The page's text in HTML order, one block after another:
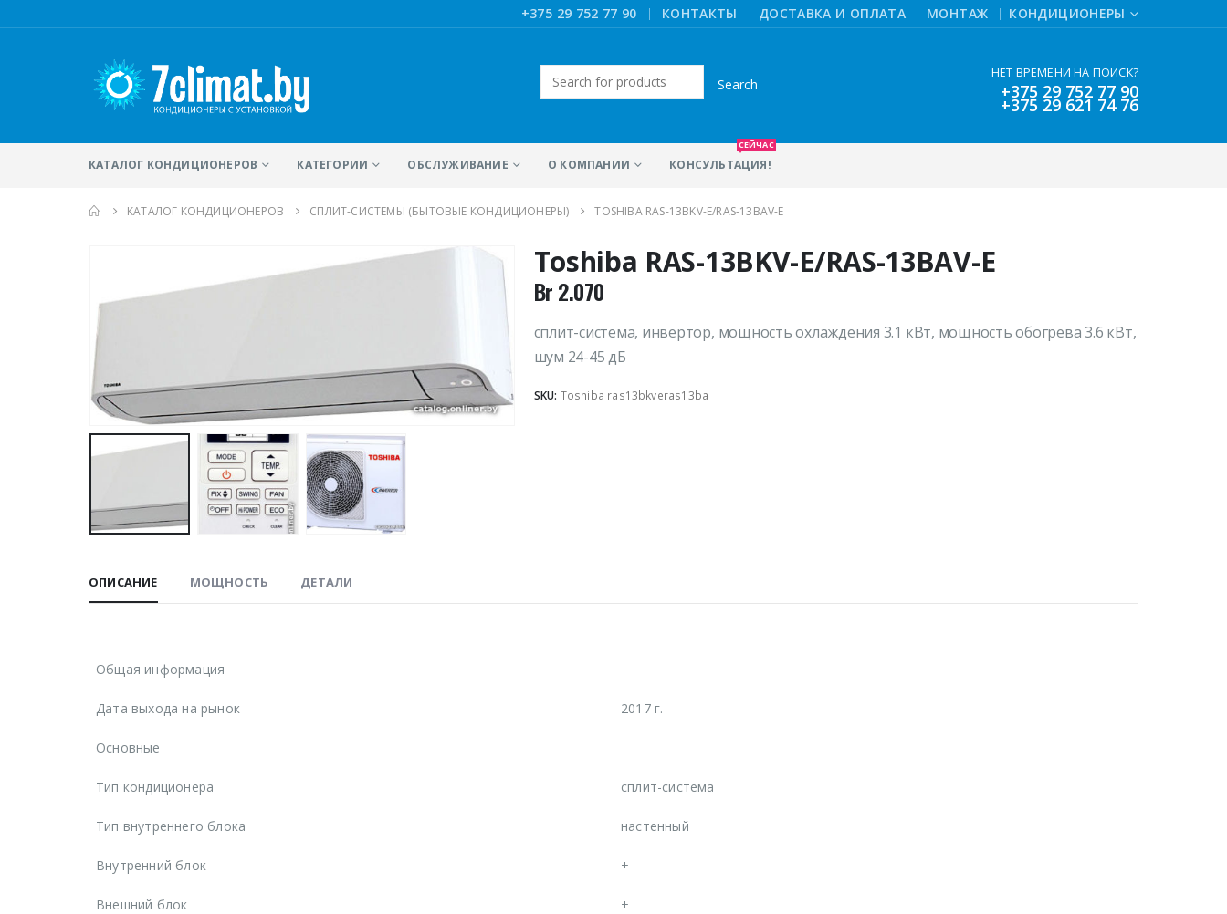
+375 29 752 77 90 | КОНТАКТЫ ДОСТАВКА И ОПЛАТА МОНТАЖ КОНДИЦИОНЕРЫ
Искать: НЕТ ВРЕМЕНИ НА ПОИСК?
+375 29 752 77 90
+375 29 621 74 76
КАТАЛОГ КОНДИЦИОНЕРОВ КАТЕГОРИИ ОБСЛУЖИВАНИЕ О КОМПАНИИ КОНСУЛЬТАЦИЯ!
СЕЙЧАС
КАТАЛОГ КОНДИЦИОНЕРОВ CПЛИТ-СИСТЕМЫ (БЫТОВЫЕ КОНДИЦИОНЕРЫ) TOSHIBA RAS-13BKV-E/RAS-13BAV-E
Toshiba RAS-13BKV-E/RAS-13BAV-E
Br2.070
сплит-система, инвертор, мощность охлаждения 3.1 кВт, мощность обогрева 3.6 кВт,
шум 24-45 дБ
SKU: Toshiba ras13bkveras13ba
ОПИСАНИЕ МОЩНОСТЬ ДЕТАЛИ
Общая информация
Дата выхода на рынок 2017 г.
Основные
Тип кондиционера сплит-система
Тип внутреннего блока настенный
Внутренний блок +
Внешний блок +